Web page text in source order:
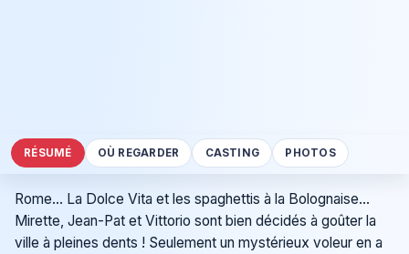
RÉSUMÉ OÙ REGARDER CASTING PHOTOS
Rome… La Dolce Vita et les spaghettis à la Bolognaise…
Mirette, Jean-Pat et Vittorio sont bien décidés à goûter la
ville à pleines dents ! Seulement un mystérieux voleur en a